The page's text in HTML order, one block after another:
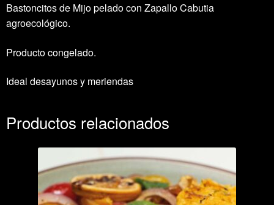
Bastoncitos de Mijo pelado con Zapallo Cabutia
agroecológico.
Producto congelado.
Ideal desayunos y meriendas
Productos relacionados